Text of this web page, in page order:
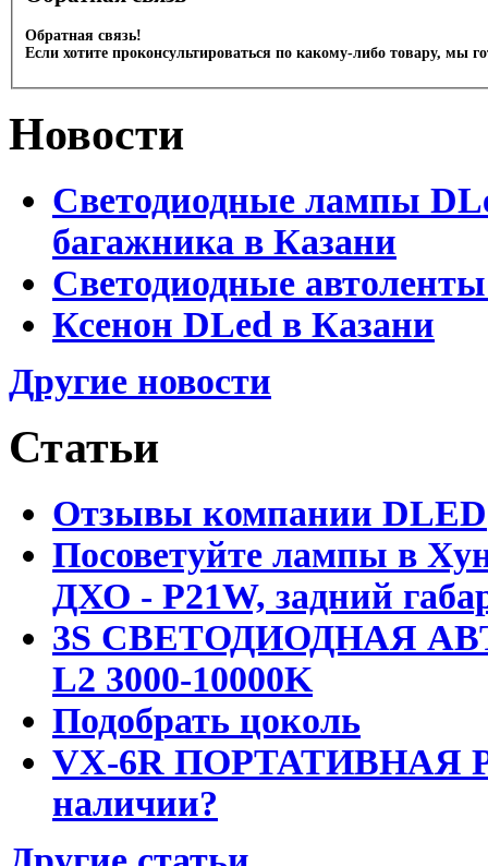
Обратная связь!
Если хотите проконсультироваться по какому-либо товару, мы
Новости
Светодиодные лампы
багажника в Казани
Светодиодные
Ксенон DLed в Казани
Другие новости
Статьи
Отзывы компании DLED
Посоветуйте лампы в
ДХО - P21W, задний
3S СВЕТОДИОДНАЯ
L2 3000-10000K
Подобрать цоколь
VX-6R ПОРТАТИВНАЯ
наличии?